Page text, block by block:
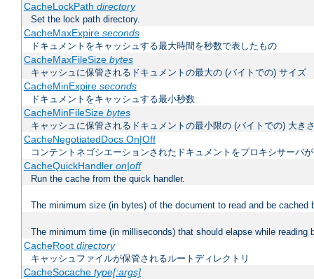
CacheLockPath directory
Set the lock path directory.
CacheMaxExpire seconds
ドキュメントをキャッシュする最大時間を秒数で表したもの
CacheMaxFileSize bytes
キャッシュに保管されるドキュメントの最大の (バイトでの) サイズ
CacheMinExpire seconds
ドキュメントをキャッシュする最小秒数
CacheMinFileSize bytes
キャッシュに保管されるドキュメントの最小限の (バイトでの) 大き
CacheNegotiatedDocs On|Off
コンテントネゴシエーションされたドキュメントをプロキシサーバ
CacheQuickHandler on|off
Run the cache from the quick handler.
The minimum size (in bytes) of the document to read and be cached
The minimum time (in milliseconds) that should elapse while reading
CacheRoot directory
キャッシュファイルが保管されるルートディレクトリ
CacheSocache type[:args]